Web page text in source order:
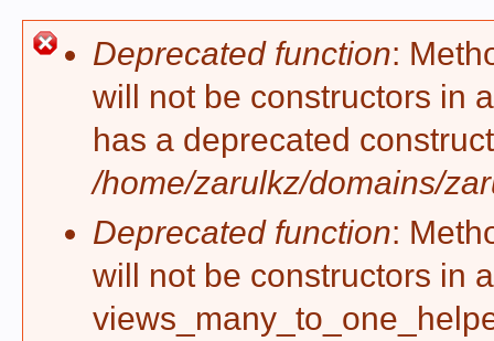
Error message
Deprecated function:
will not be constructors in
has a deprecated
/home/zarulkz/domains/
Deprecated function:
will not be constructors in